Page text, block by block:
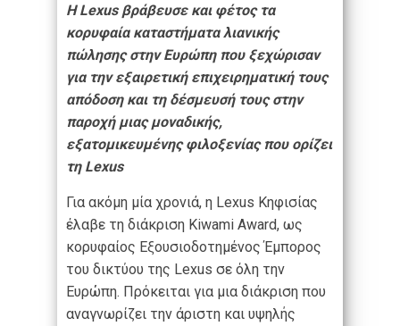
Η Lexus βράβευσε και φέτος τα
κορυφαία καταστήματα λιανικής
πώλησης στην Ευρώπη που ξεχώρισαν
για την εξαιρετική επιχειρηματική τους
απόδοση και τη δέσμευσή τους στην
παροχή μιας μοναδικής,
εξατομικευμένης φιλοξενίας που ορίζει
τη Lexus
Για ακόμη μία χρονιά, η Lexus Κηφισίας
έλαβε τη διάκριση Kiwami Award, ως
κορυφαίος Eξουσιοδοτημένος Έμπορος
του δικτύου της Lexus σε όλη την
Ευρώπη. Πρόκειται για μια διάκριση που
αναγνωρίζει την άριστη και υψηλής